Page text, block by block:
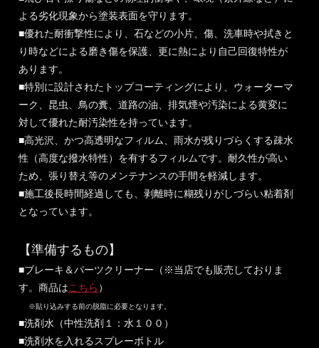
よる劣化現象から塗装表面を守ります。
■優れた耐衝撃性により、石などの小片、傷、洗車時や拭きと
り時などによる磨き傷を保護、更に熱により自己回復特性が
あります。
■特別に設計されたトップコーティングにより、ウォーターマ
ーク、昆虫、鳥の糞、道路の油、排気煙や汚染による黄変に
対して優れた耐汚染性を持っています。
■高光沢、かつ高透明なフィルム、雨水が残りづらくする疎水
性（高度な撥水特性）を有するフィルムです。耐久性が高い
ため、張り替え等のメンテナンスの手間を軽減します。
■施工後長時間経過しても、剥離時に糊残りがしづらい粘着剤
となっています。
【準備するもの】
■ブレーキ＆パーツクリーナー（※当店でも販売しておりま
す。商品はこちら ）
※貼り込みする前の脱脂に必要となります。
■洗剤水（中性洗剤１：水１００）
■洗剤水を入れるスプレーボトル